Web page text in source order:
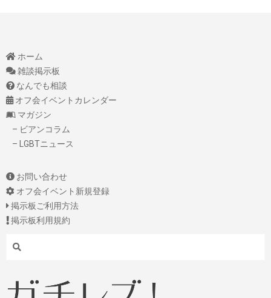
ホーム
雑談掲示板
なんでも相談
オフ会イベントカレンダー
マガジン
– ビアンコラム
– LGBTニュース
お問い合わせ
オフ会イベント新規登録
掲示板ご利用方法
掲示板利用規約
Search